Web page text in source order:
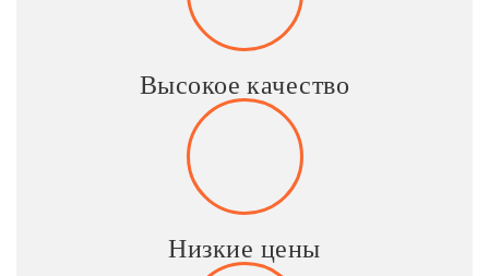
Высокое качество
Низкие цены